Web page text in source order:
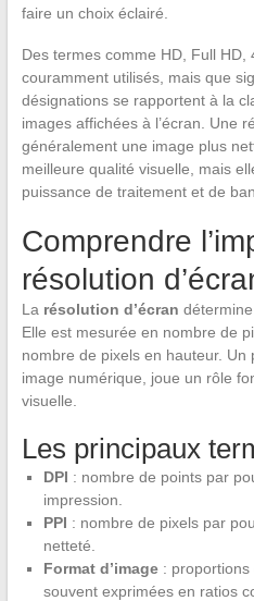
faire un choix éclairé.
Des termes comme HD, Full HD,
couramment utilisés, mais que
désignations se rapportent à la
images affichées à l’écran. Une
généralement une image plus
meilleure qualité visuelle, mais
puissance de traitement et de
Comprendre
résolution
La résolution d’écran détermine
Elle est mesurée en nombre de
nombre de pixels en hauteur. Un
image numérique, joue un rôle
visuelle.
Les principaux
DPI : nombre de points par
impression.
PPI : nombre de pixels par
netteté.
Format d’image: proportions
souvent exprimées en ratios